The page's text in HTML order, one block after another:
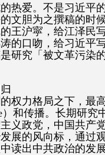
热爱。不是习近平
文胆为之撰稿的时
王沪寜，给江泽民
的口吻，给习近平
研究「被文革污染
权力格局之下，最
和传播。长期研究
义政党，中国共产
展的风向标，通过
读出中共政治的发展